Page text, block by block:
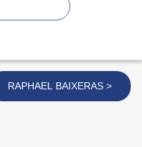
RAPHAEL BAIXERAS >